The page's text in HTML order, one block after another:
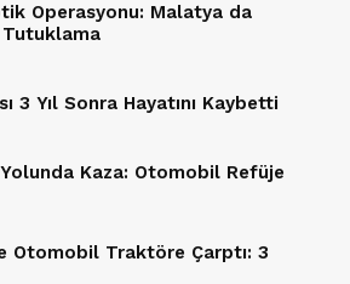
Operasyonu: Malatya da
3 Yıl Sonra Hayatını Kaybetti
Kaza: Otomobil Refüje
Otomobil Traktöre Çarptı: 3